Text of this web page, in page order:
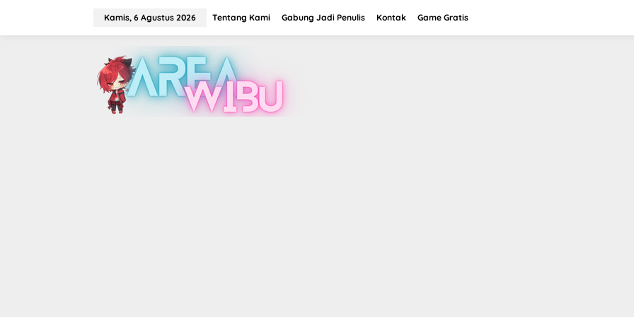
Kamis, 6 Agustus 2026 Tentang Kami Gabung Jadi Penulis Kontak Game Gratis